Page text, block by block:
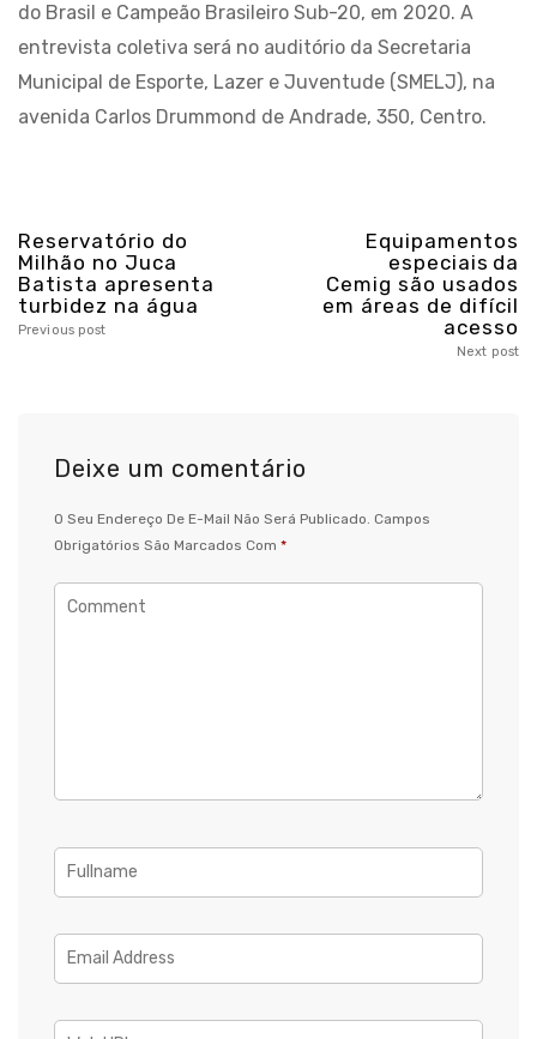
do Brasil e Campeão Brasileiro Sub-20, em 2020. A
entrevista coletiva será no auditório da Secretaria
Municipal de Esporte, Lazer e Juventude (SMELJ), na
avenida Carlos Drummond de Andrade, 350, Centro.
Reservatório do
Milhão no Juca
Batista apresenta
turbidez na água
Previous post
Equipamentos
especiais da
Cemig são usados
em áreas de difícil
acesso
Next post
Deixe um comentário
O Seu Endereço De E-Mail Não Será Publicado. Campos
Obrigatórios São Marcados Com *